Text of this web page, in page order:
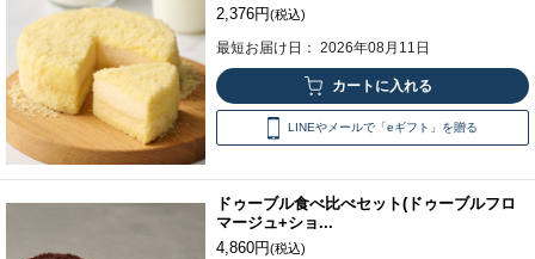
2,376円(税込)
最短お届け日： 2026年08月11日
LINEやメールで「eギフト」を贈る
ドゥーブル食べ比べセット(ドゥーブルフロ
マージュ+ショ...
4,860円(税込)